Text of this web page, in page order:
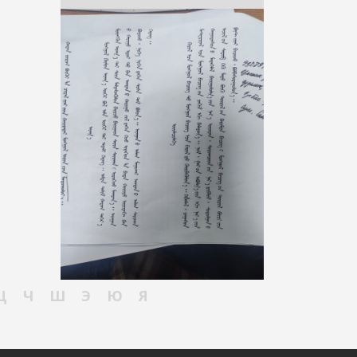
Ч Ш Э Ю Я